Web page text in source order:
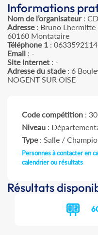
Informations
Nom de l’organisateur:
Adresse: Bruno Lhermitte
60160 Montataire
Téléphone 1 : 0633592114
Email : -
Site internet : -
Adresse du stade: 6
NOGENT SUR OISE
Code compétition :
Niveau :
Type: Salle /
Personnes à contacter en
calendrier ou résultats
Résultats